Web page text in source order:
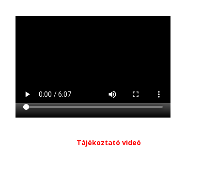
Tájékoztató videó